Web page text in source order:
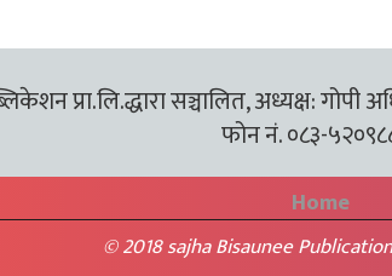
प्रा.लि.द्धारा सञ्चालित, अध्यक्ष: गोपी
फोन नं. ०८३-
Home
© 2018 sajha Bisaunee